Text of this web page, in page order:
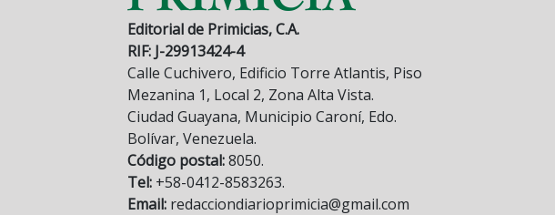
Editorial de Primicias, C.A.
RIF: J-29913424-4
Calle Cuchivero, Edificio Torre Atlantis, Piso
Mezanina 1, Local 2, Zona Alta Vista.
Ciudad Guayana, Municipio Caroní, Edo.
Bolívar, Venezuela.
Código postal:8050.
Tel: +58-0412-8583263.
Email: redacciondiarioprimicia@gmail.com